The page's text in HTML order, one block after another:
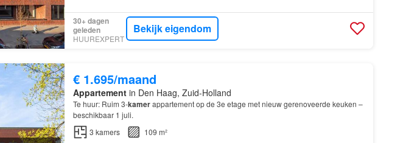
30+ dagen
geleden
HUUREXPERT
Bekijk eigendom
€ 1.695/maand
Appartementin Den Haag, Zuid-Holland
Te huur: Ruim 3-kamerappartement op de 3e etage met nieuw gerenoveerde keuken –
beschikbaar 1 juli.
3 kamers
109 m²